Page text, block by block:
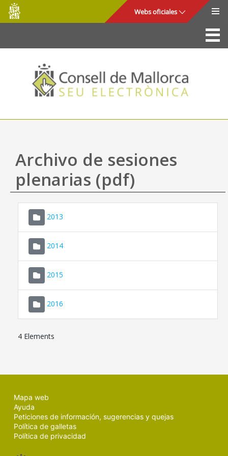
Saltar al contenido principal
Consell
de
Mallorca
Webs oficiales
La Sede
Consejo de Mallorca
Acceso y seguridad
Utilidades
Mapa web
Ayuda
Archivo de sesiones
plenarias (pdf)
2013
2014
2015
2016
4 Elements
Mapa web
Ayuda
Peticiones de información, sugerencias y quejas
Política de galletas
Política de privacidad